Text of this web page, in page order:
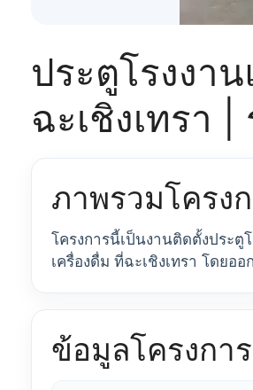
ประตูโรงงา
ฉะเชิงเทรา
ภาพรวมโครง
โครงการนี้เป็นงานติดตั้งประ
เครื่องดื่ม ที่ฉะเชิงเทรา โดยอ
ข้อมูลโครงการ